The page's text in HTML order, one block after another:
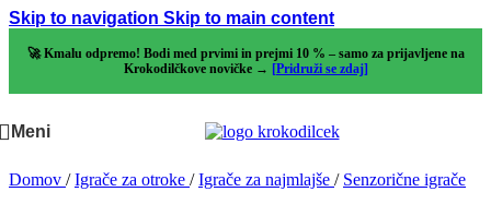
Skip to navigation Skip to main content
🚀 Kmalu odpremo! Bodi med prvimi in prejmi 10 % – samo za prijavljene na
Krokodilčkove novičke → [Pridruži se zdaj]
Meni
Domov / Igrače za otroke / Igrače za najmlajše / Senzorične igrače